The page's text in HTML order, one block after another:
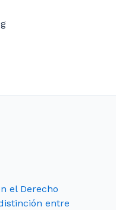
el Derecho
entre